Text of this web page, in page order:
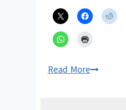
Read More구